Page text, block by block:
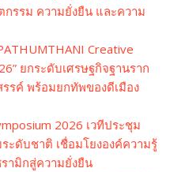
รรม ความยั่งยืน และความ
Creative
ยกระดับเศรษฐกิจฐานราก
รรค์ พร้อมยกทัพของดีเมือง
2026 เวทีประชุม
ะดับชาติ เชื่อมโยงองค์ความรู้
ามิกสู่ความยั่งยืน